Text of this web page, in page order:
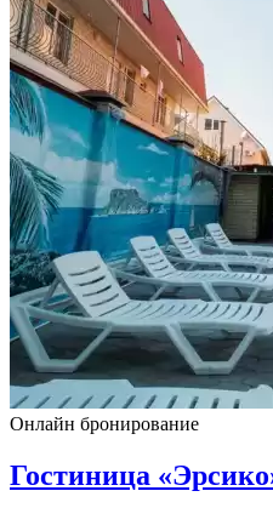
Онлайн бронирование
Гостиница